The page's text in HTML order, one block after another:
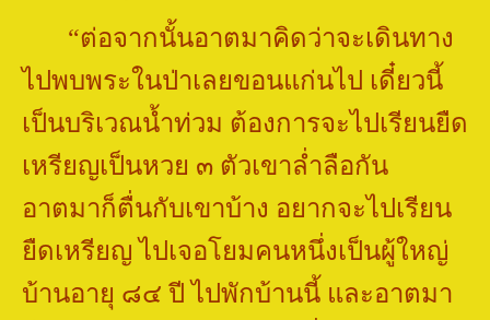
“ต่อจากนั้นอาตมาคิดว่าจะเดินทาง
ไปพบพระในป่าเลยขอนแก่นไป เดี๋ยวนี้
เป็นบริเวณน้ำท่วม ต้องการจะไปเรียนยืด
เหรียญเป็นหวย ๓ ตัวเขาล่ำลือกัน
อาตมาก็ตื่นกับเขาบ้าง อยากจะไปเรียน
ยืดเหรียญ ไปเจอโยมคนหนึ่งเป็นผู้ใหญ่
บ้านอายุ ๘๔ ปี ไปพักบ้านนี้ และอาตมา